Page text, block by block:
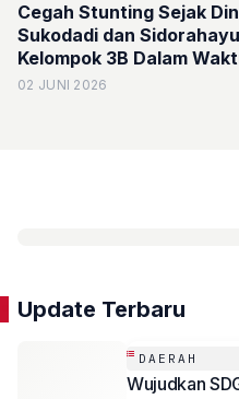
Cegah Stunting Sejak
Sukodadi dan
Kelompok 3B Dalam
02 JUNI 2026
Update Terbaru
DAERAH
Wujudkan